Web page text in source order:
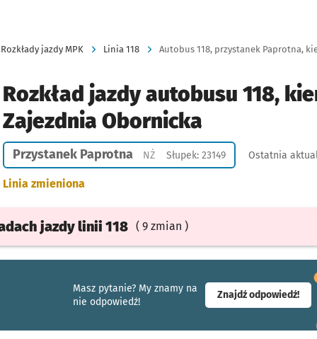
Rozkłady jazdy MPK Linia 118 Autobus 118, przystanek Paprotna,
Rozkład jazdy autobusu 118,
Zajezdnia Obornicka
Przystanek Paprotna NŻPrzystanek na życzenie
Słupek: 23149 Ostatnia
Linia zmieniona
jazdylinii 118 ( 9 zmian )
Masz pytanie? My znamy na
nie odpowiedź!
Znajdź odpowiedź!-